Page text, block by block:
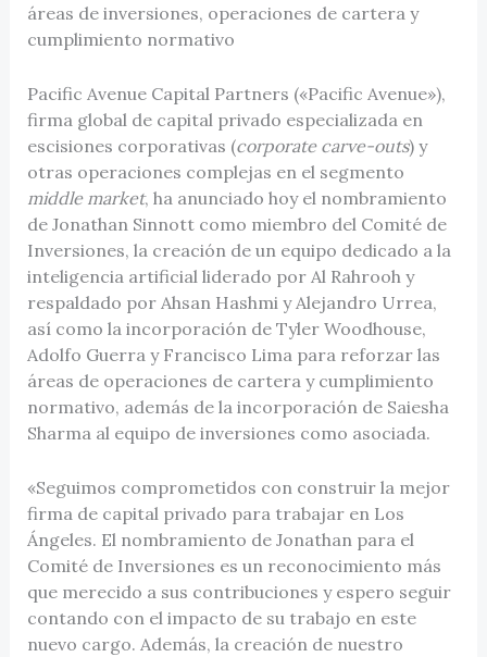
áreas de inversiones, operaciones de cartera y
cumplimiento normativo
Pacific Avenue Capital Partners («Pacific Avenue»),
firma global de capital privado especializada en
escisiones corporativas (corporate carve-outs) y
otras operaciones complejas en el segmento
middle market, ha anunciado hoy el nombramiento
de Jonathan Sinnott como miembro del Comité de
Inversiones, la creación de un equipo dedicado a la
inteligencia artificial liderado por Al Rahrooh y
respaldado por Ahsan Hashmi y Alejandro Urrea,
así como la incorporación de Tyler Woodhouse,
Adolfo Guerra y Francisco Lima para reforzar las
áreas de operaciones de cartera y cumplimiento
normativo, además de la incorporación de Saiesha
Sharma al equipo de inversiones como asociada.
«Seguimos comprometidos con construir la mejor
firma de capital privado para trabajar en Los
Ángeles. El nombramiento de Jonathan para el
Comité de Inversiones es un reconocimiento más
que merecido a sus contribuciones y espero seguir
contando con el impacto de su trabajo en este
nuevo cargo. Además, la creación de nuestro